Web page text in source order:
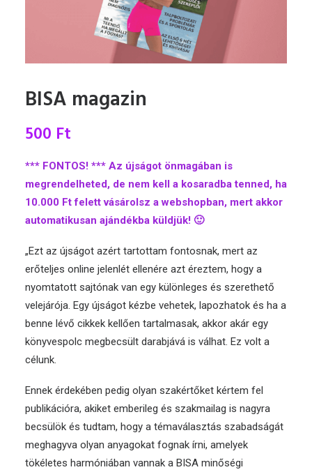
BISA magazin
500 Ft
*** FONTOS! *** Az újságot önmagában is
megrendelheted, de nem kell a kosaradba tenned, ha
10.000 Ft felett vásárolsz a webshopban, mert akkor
automatikusan ajándékba küldjük! 🙂
„Ezt az újságot azért tartottam fontosnak, mert az
erőteljes online jelenlét ellenére azt éreztem, hogy a
nyomtatott sajtónak van egy különleges és szerethető
velejárója. Egy újságot kézbe vehetek, lapozhatok és ha a
benne lévő cikkek kellően tartalmasak, akkor akár egy
könyvespolc megbecsült darabjává is válhat. Ez volt a
célunk.
Ennek érdekében pedig olyan szakértőket kértem fel
publikációra, akiket emberileg és szakmailag is nagyra
becsülök és tudtam, hogy a témaválasztás szabadságát
meghagyva olyan anyagokat fognak írni, amelyek
tökéletes harmóniában vannak a BISA minőségi